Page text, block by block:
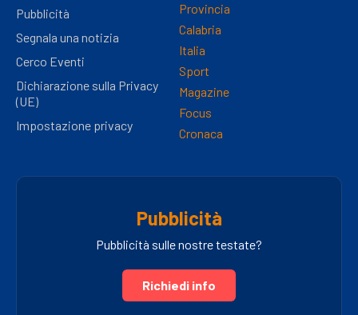
Pubblicità
Segnala una notizia
Cerco Eventi
Dichiarazione sulla Privacy
(UE)
Impostazione privacy
Provincia
Calabria
Italia
Sport
Magazine
Focus
Cronaca
Pubblicità
Pubblicità sulle nostre testate?
Richiedi info